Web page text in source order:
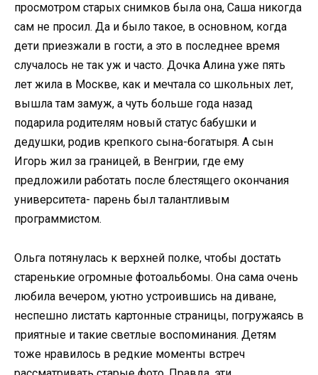
просмотром старых снимков была она, Саша никогда
сам не просил. Да и было такое, в основном, когда
дети приезжали в гости, а это в последнее время
случалось не так уж и часто. Дочка Алина уже пять
лет жила в Москве, как и мечтала со школьных лет,
вышла там замуж, а чуть больше года назад
подарила родителям новый статус бабушки и
дедушки, родив крепкого сына-богатыря. А сын
Игорь жил за границей, в Венгрии, где ему
предложили работать после блестящего окончания
университета- парень был талантливым
программистом.
Ольга потянулась к верхней полке, чтобы достать
старенькие огромные фотоальбомы. Она сама очень
любила вечером, уютно устроившись на диване,
неспешно листать картонные страницы, погружаясь в
приятные и такие светлые воспоминания. Детям
тоже нравилось в редкие моменты встреч